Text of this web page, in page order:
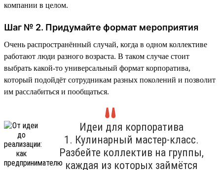
компании в целом.
Шаг № 2. Придумайте формат мероприятия
Очень распространённый случай, когда в одном коллективе
работают люди разного возраста. В таком случае стоит
выбрать какой-то универсальный формат корпоратива,
который подойдёт сотрудникам разных поколений и позволит
им расслабиться и пообщаться.
Идеи для корпоратива
1. Кулинарный мастер-класс.
Разбейте коллектив на группы,
каждая из которых займётся